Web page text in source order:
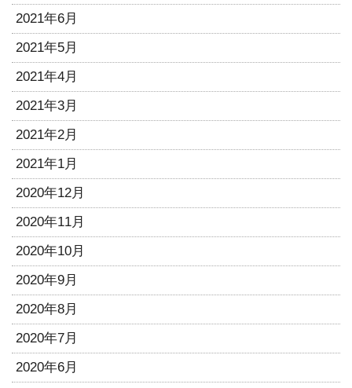
2021年6月
2021年5月
2021年4月
2021年3月
2021年2月
2021年1月
2020年12月
2020年11月
2020年10月
2020年9月
2020年8月
2020年7月
2020年6月